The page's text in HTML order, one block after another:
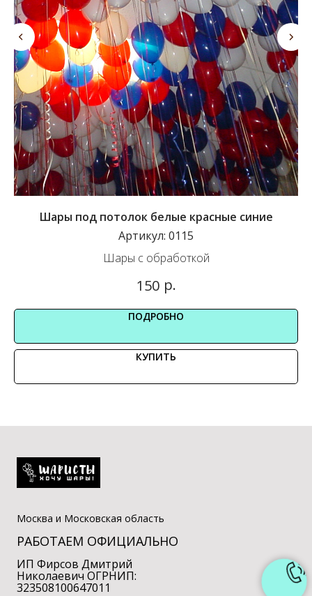
Шары под потолок белые красные синие
Артикул: 0115
Шары с обработкой
150 р.
ПОДРОБНО
КУПИТЬ
Москва и Московская область
РАБОТАЕМ ОФИЦИАЛЬНО
ИП Фирсов Дмитрий
Николаевич ОГРНИП:
323508100647011